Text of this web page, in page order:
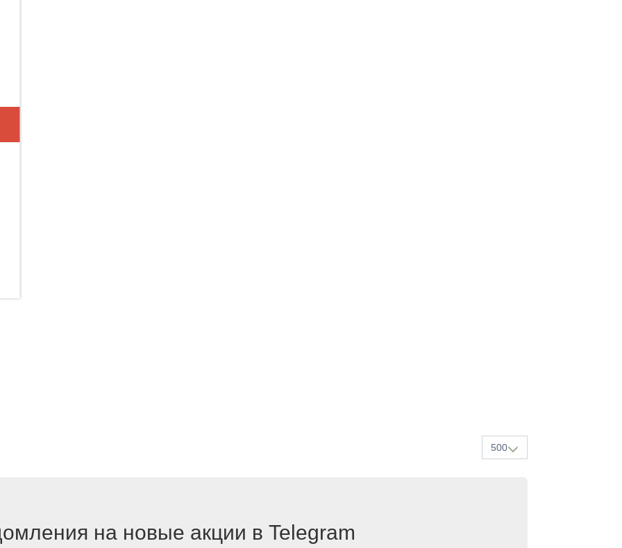
500
на новые акции в Telegram